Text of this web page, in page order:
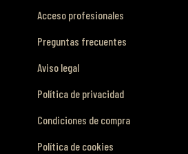
Acceso profesionales
Preguntas frecuentes
Aviso legal
Política de privacidad
Condiciones de compra
Política de cookies